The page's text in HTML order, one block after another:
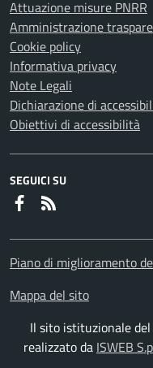
Attuazione misure PNRR
Amministrazione
Cookie policy
Informativa privacy
Note Legali
Dichiarazione di
Obiettivi di accessibilità
SEGUICI SU
Faceboook
Piano di miglioramento
Mappa del sito
Il sito istituzionale
realizzato da ISWEB